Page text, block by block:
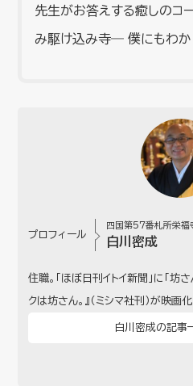
先生がお答えする癒しのコ
み駆け込み寺― 僕にもわか
プロフィール
四国第57番札所栄福
白川密成
住職。「ほぼ日刊イトイ新聞」に「坊
クは坊さん。』（ミシマ社刊）が映画
白川密成の記事